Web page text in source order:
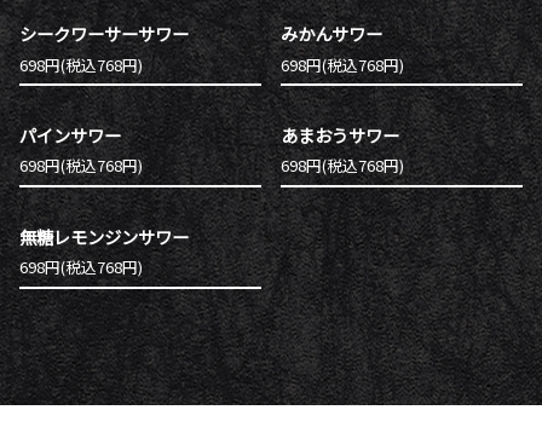
シークワーサーサワー
698円(税込768円)
みかんサワー
698円(税込768円)
パインサワー
698円(税込768円)
あまおうサワー
698円(税込768円)
無糖レモンジンサワー
698円(税込768円)